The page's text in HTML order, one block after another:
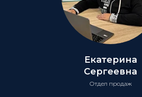
Екатерина
Сергеевна
Отдел продаж